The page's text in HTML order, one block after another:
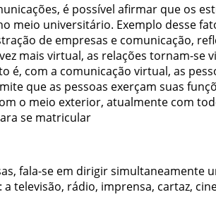
, é possível afirmar que os
meio universitário. Exemplo desse
de empresas e comunicação,
vez mais virtual, as relações tornam-se
é, com a comunicação virtual, as
queas pessoas exerçam suas
o meio exterior, atualmente com
se matricular
, fala-se em dirigirsimultaneamente
: a televisão, rádio, imprensa, cartaz,